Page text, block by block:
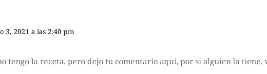
3, 2021 a las 2:40 pm
tengo la receta, pero dejo tu comentario aquí, por si alguien la tiene,